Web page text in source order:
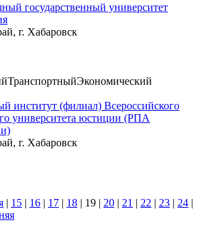
государственный университет
г. Хабаровск
ТранспортныйЭкономический
институт (филиал) Всероссийского
университета юстиции (РПА
г. Хабаровск
| 15 | 16 | 17 | 18 | 19 | 20 | 21 | 22 | 23 | 24 |